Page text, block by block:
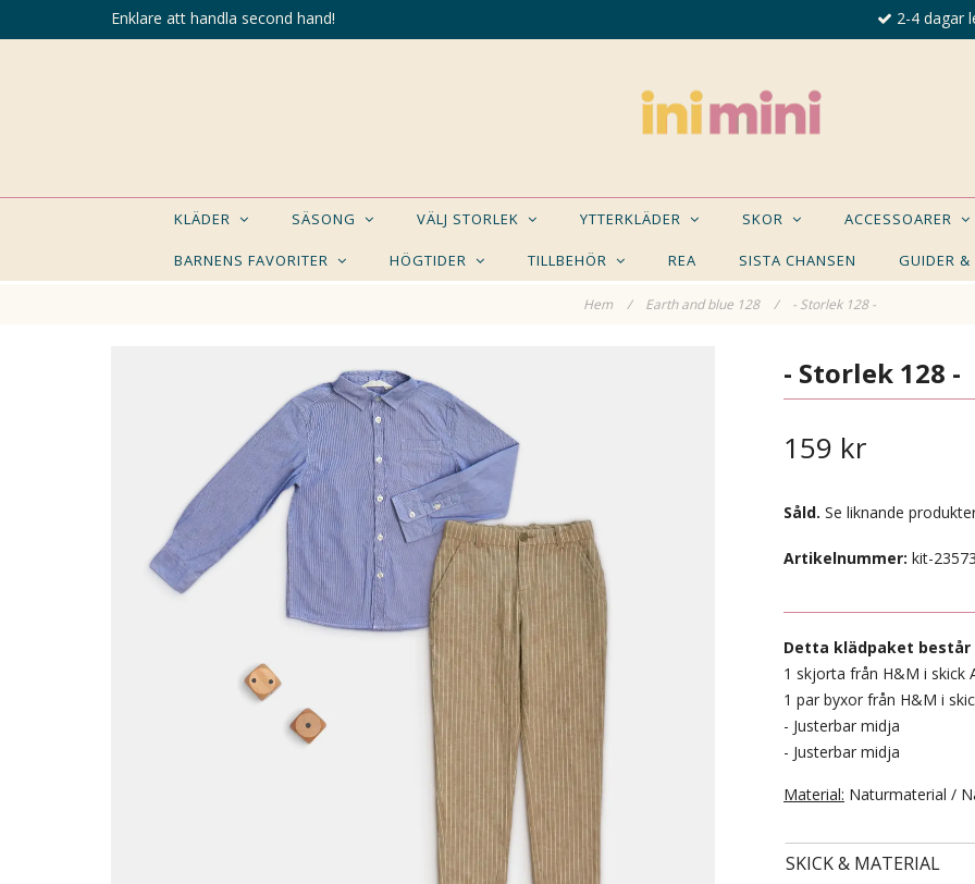
Enklare att handla second hand! 2-4 dagar
KLÄDER SÄSONG VÄLJ STORLEK YTTERKLÄDER SKOR ACCESSOARER
BARNENS FAVORITER HÖGTIDER TILLBEHÖR REA SISTA CHANSEN GUIDER
Hem / Earth and blue 128 / - Storlek 128 -
KANSKE NÅGON AV DESSA PRODUKTER KAN
- STORLEK 110 -
- Storlek 128 -
159 kr
Såld. Se liknande
Artikelnummer: kit-
Detta klädpaket består
1 skjorta från H&M i skick
1 par byxor från H&M i
- Justerbar midja
- Justerbar midja
Material: Naturmaterial /
SKICK & MATERIAL